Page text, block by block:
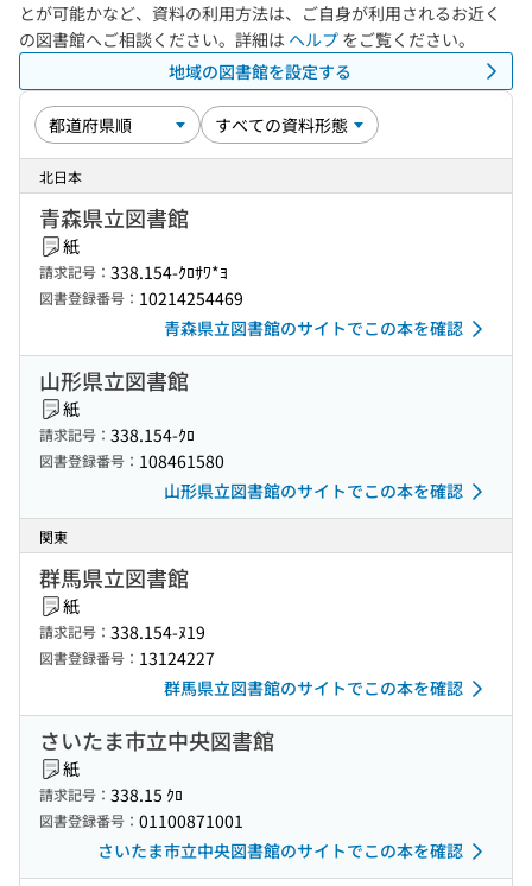
とが可能かなど、資料の利用方法は、ご自身が利用されるお近く
の図書館へご相談ください。詳細は ヘルプ をご覧ください。
地域の図書館を設定する
北日本
青森県立図書館
紙
請求記号： 338.154-ｸﾛｻﾜ*ﾖ
図書登録番号： 10214254469
青森県立図書館のサイトでこの本を確認
山形県立図書館
紙
請求記号： 338.154-ｸﾛ
図書登録番号： 108461580
山形県立図書館のサイトでこの本を確認
関東
群馬県立図書館
紙
請求記号： 338.154-ﾇ19
図書登録番号： 13124227
群馬県立図書館のサイトでこの本を確認
さいたま市立中央図書館
紙
請求記号： 338.15 ｸﾛ
図書登録番号： 01100871001
さいたま市立中央図書館のサイトでこの本を確認